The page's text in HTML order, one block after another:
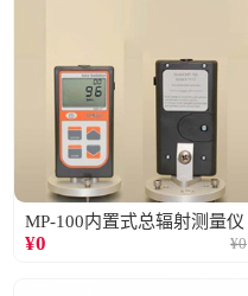
MP-100内置式总辐射测量仪
¥0 ¥0